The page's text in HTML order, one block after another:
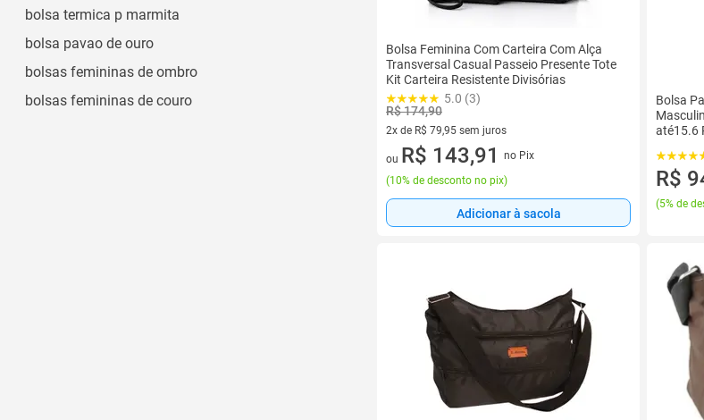
bolsa termica p marmita
bolsa pavao de ouro
bolsas femininas de ombro
bolsas femininas de couro
Bolsa Feminina Com Carteira Com Alça
Transversal Casual Passeio Presente Tote
Kit Carteira Resistente Divisórias
5.0 (3)
R$ 174,90
2x de R$ 79,95 sem juros
2 vez de R$ 79,95 sem juros
ou R$ 143,91
no Pix
(10% de desconto no pix)
Adicionar à sacola
Bolsa
até15.6
R$
(5% de